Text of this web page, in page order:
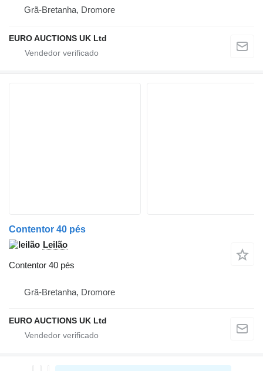
Grã-Bretanha, Dromore
EURO AUCTIONS UK Ltd
Contentor 40 pés
Leilão
Contentor 40 pés
Grã-Bretanha, Dromore
EURO AUCTIONS UK Ltd